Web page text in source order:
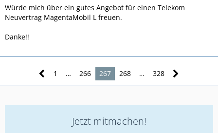
Würde mich über ein gutes Angebot für einen Telekom
Neuvertrag MagentaMobil L freuen.
Danke!!
1 … 266 267 268 … 328
Jetzt mitmachen!